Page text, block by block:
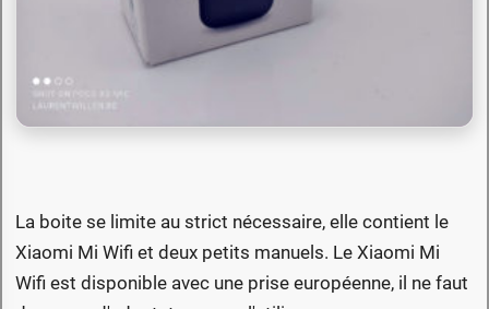
La boite se limite au strict nécessaire, elle contient le
Xiaomi Mi Wifi et deux petits manuels. Le Xiaomi Mi
Wifi est disponible avec une prise européenne, il ne faut